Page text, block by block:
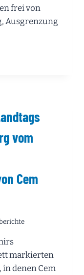
frei von
Ausgrenzung
vom
Cem
markierten
denen Cem